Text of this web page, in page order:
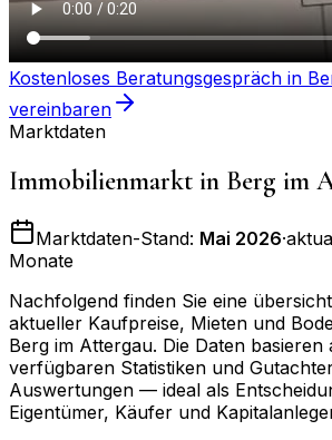
Kostenloses Beratungsgespräch in
vereinbaren
Marktdaten
Immobilienmarkt in Berg im
Marktdaten-Stand: Mai 2026·
Monate
Nachfolgend finden Sie eine
aktueller Kaufpreise, Mieten und
Berg im Attergau. Die Daten
verfügbaren Statistiken und
Auswertungen — ideal als
Eigentümer, Käufer und